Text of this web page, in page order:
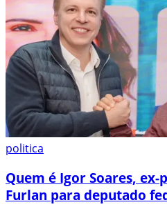
politica
Quem é Igor Soares,
Furlan para deputado